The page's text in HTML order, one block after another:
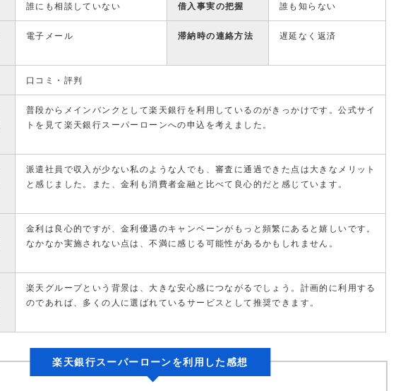
誰にも相談していない 借入事実の把握 誰も知らない
電子メール 滞納時の連絡方法 遅延なく返済
口コミ・評判
普段からメインバンクとして楽天銀行を利用しているのがきっかけです。公式サイ
トを見て楽天銀行スーパーローンへの申込を考えました。
派遣社員で収入が少ない私のような人でも、審査に通過できた点は大きなメリット
と感じました。また、金利も消費者金融と比べて良心的だと感じています。
金利は良心的ですが、金利優遇のキャンペーンがもっと頻繁にあると嬉しいです。
なかなか実施されない点は、不満に感じる可能性があるかもしれません。
楽天グループという背景は、大きな安心感につながるでしょう。計画的に利用する
のであれば、多くの人に選ばれているサービスとして推奨できます。
楽天銀行スーパーローンを利用した感想